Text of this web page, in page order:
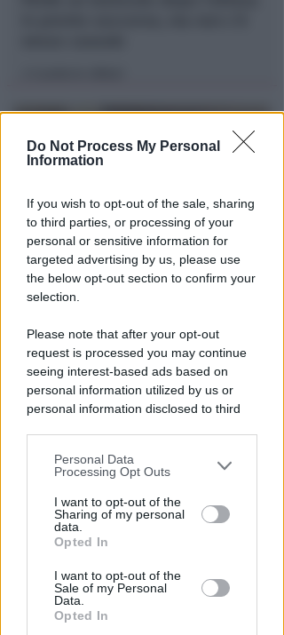
Do Not Process My Personal
Information
If you wish to opt-out of the sale, sharing
to third parties, or processing of your
personal or sensitive information for
targeted advertising by us, please use
the below opt-out section to confirm your
selection.
Please note that after your opt-out
request is processed you may continue
seeing interest-based ads based on
personal information utilized by us or
personal information disclosed to third
You may separately opt-out of the further
disclosure of your personal information
by third parties on the IAB’s list of
downstream participants.
by us to third parties on the IAB’s List of
Downstream Participants that may
further disclose it to other third parties.
Personal Data
Processing Opt Outs
I want to opt-out of the
Sharing of my personal
data.
Opted In
I want to opt-out of the
Sale of my Personal
Data.
Opted In
TRE QUELLI RIMINESI
Bando hub Urbani: la Regione
tutti i progetti
diRedazione
PIAZZA TRE MARTIRI
Aspettando papa Leone, una
ligaza in piazza Tre Martiri